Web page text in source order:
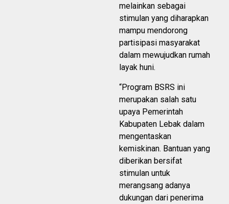
melainkan sebagai
stimulan yang diharapkan
mampu mendorong
partisipasi masyarakat
dalam mewujudkan rumah
layak huni.
“Program BSRS ini
merupakan salah satu
upaya Pemerintah
Kabupaten Lebak dalam
mengentaskan
kemiskinan. Bantuan yang
diberikan bersifat
stimulan untuk
merangsang adanya
dukungan dari penerima